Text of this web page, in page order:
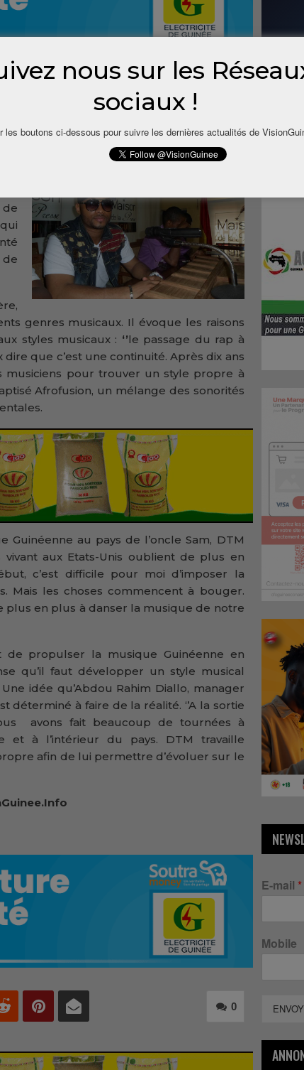
weekend, c’est sans doute le concert
plus connu sous le nom de DTM prévu
2014. Les préparatifs vont bon train et
pour conférer à l’évènement tout
de
genres musicaux. Il évoque les raisons
styles musicaux : ‘’le passage du rap à
que c’est une continuité. Après dix ans
musiciens pour trouver un style propre à
Afrofusion, un mélange des sonorités
au pays de l’oncle Sam, DTM
aux Etats-Unis oublient de plus en
c’est difficile pour moi d’imposer la
Mais les choses commencent à bouger.
plus en plus à danser la musique de notre
de propulser la musique Guinéenne en
qu’il faut développer un style musical
idée qu’Abdou Rahim Diallo, manager
déterminé à faire de la réalité. ‘’A la sortie
avons fait beaucoup de tournées à
et à l’intérieur du pays. DTM travaille
afin de lui permettre d’évoluer sur le
0
E-mail *
Mobile
nous sur les
sociaux !
les boutons ci-dessous pour suivre les dernières actualités de